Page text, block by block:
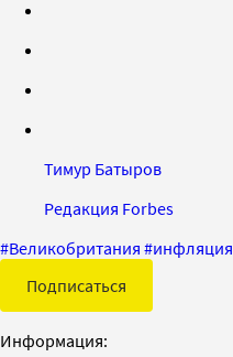
Тимур Батыров
Редакция Forbes
#Великобритания #инфляция
Подписаться
Информация: